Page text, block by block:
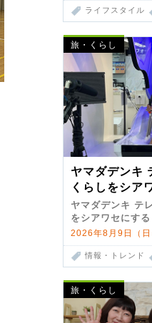
ライフスタイル
旅・くらし
ヤマダデンキ
くらしをシア
ームの匠 第7
ヤマダデンキ テ
をシアワセにす
2026年8月9日（
情報・トレンド
旅・くらし